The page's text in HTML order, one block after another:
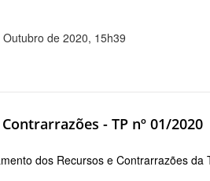
de 2020, 15h39
- TP nº 01/2020
dos Recursos e Contrarrazões da